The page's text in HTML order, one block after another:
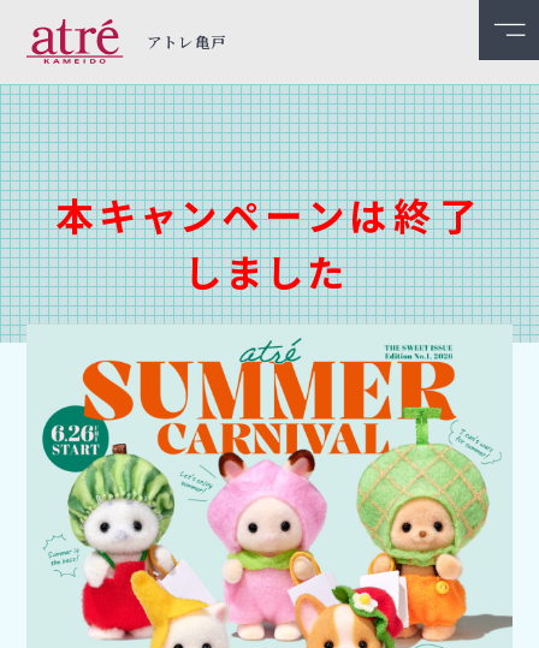
アトレ亀戸
本キャンペーンは終了
しました